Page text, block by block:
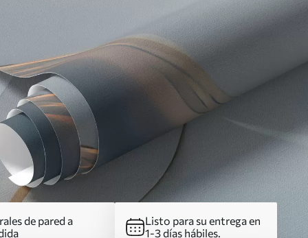
de pared a
Listo para su entrega en
1-3 días hábiles.